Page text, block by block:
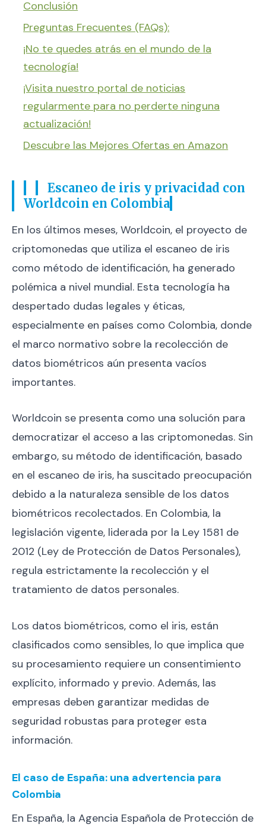
Conclusión
Preguntas Frecuentes (FAQs):
¡No te quedes atrás en el mundo de la
tecnología!
¡Visita nuestro portal de noticias
regularmente para no perderte ninguna
actualización!
Descubre las Mejores Ofertas en Amazon
Escaneo de iris y privacidad con
Worldcoin en Colombia
En los últimos meses, Worldcoin, el proyecto de
criptomonedas que utiliza el escaneo de iris
como método de identificación, ha generado
polémica a nivel mundial. Esta tecnología ha
despertado dudas legales y éticas,
especialmente en países como Colombia, donde
el marco normativo sobre la recolección de
datos biométricos aún presenta vacíos
importantes.
Worldcoin se presenta como una solución para
democratizar el acceso a las criptomonedas. Sin
embargo, su método de identificación, basado
en el escaneo de iris, ha suscitado preocupación
debido a la naturaleza sensible de los datos
biométricos recolectados. En Colombia, la
legislación vigente, liderada por la Ley 1581 de
2012 (Ley de Protección de Datos Personales),
regula estrictamente la recolección y el
tratamiento de datos personales.
Los datos biométricos, como el iris, están
clasificados como sensibles, lo que implica que
su procesamiento requiere un consentimiento
explícito, informado y previo. Además, las
empresas deben garantizar medidas de
seguridad robustas para proteger esta
información.
El caso de España: una advertencia para
Colombia
En España, la Agencia Española de Protección de